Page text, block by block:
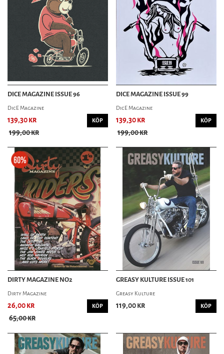
DICE MAGAZINE ISSUE 96
DicE Magazine
139,30 kr
199,00 kr
KÖP
DICE MAGAZINE ISSUE 99
DicE Magazine
139,30 kr
199,00 kr
KÖP
DIRTY MAGAZINE NO2
Dirty Magazine
26,00 kr
65,00 kr
KÖP
GREASY KULTURE ISSUE 101
Greasy Kulture
119,00 kr KÖP